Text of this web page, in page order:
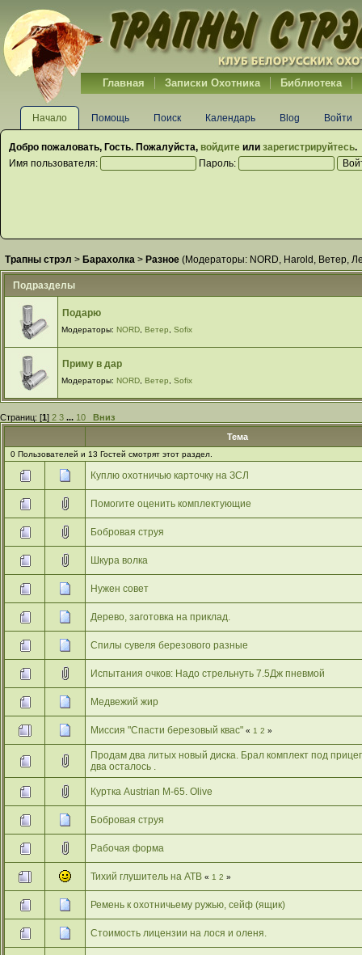
Главная Записки Охотника Библиотека
Начало Помощь Поиск Календарь Blog Войти
Добро пожаловать, Гость. Пожалуйста, войдите или зарегистрируйтесь.
Имя пользователя:
Пароль:
Трапны стрэл > Барахолка > Разное (Модераторы: NORD, Harold , Ветер,
Подразделы
Подарю
Модераторы: NORD, Ветер Sofix
Приму в дар
Модераторы: NORD, Ветер Sofix
Страниц: [1] 2 3 ... 10
Вниз
Тема
0 Пользователей и 13 Гостей смотрят этот раздел.
Куплю охотничью карточку на ЗСЛ
Помогите оценить комплектующие
Бобровая струя
Шкура волка
Нужен совет
Дерево, заготовка на приклад.
Спилы сувеля березового разные
Испытания очков: Надо стрельнуть 7.5Дж пневмой
Медвежий жир
Миссия "Спасти березовый квас" « 1 2 »
Продам два литых новый диска. Брал комплект под
два осталось .
Куртка Austrian М-65. Olive
Бобровая струя
Рабочая форма
Тихий глушитель на АТВ « 1 2 »
Ремень к охотничьему ружью, сейф (ящик)
Стоимость лицензии на лося и оленя.